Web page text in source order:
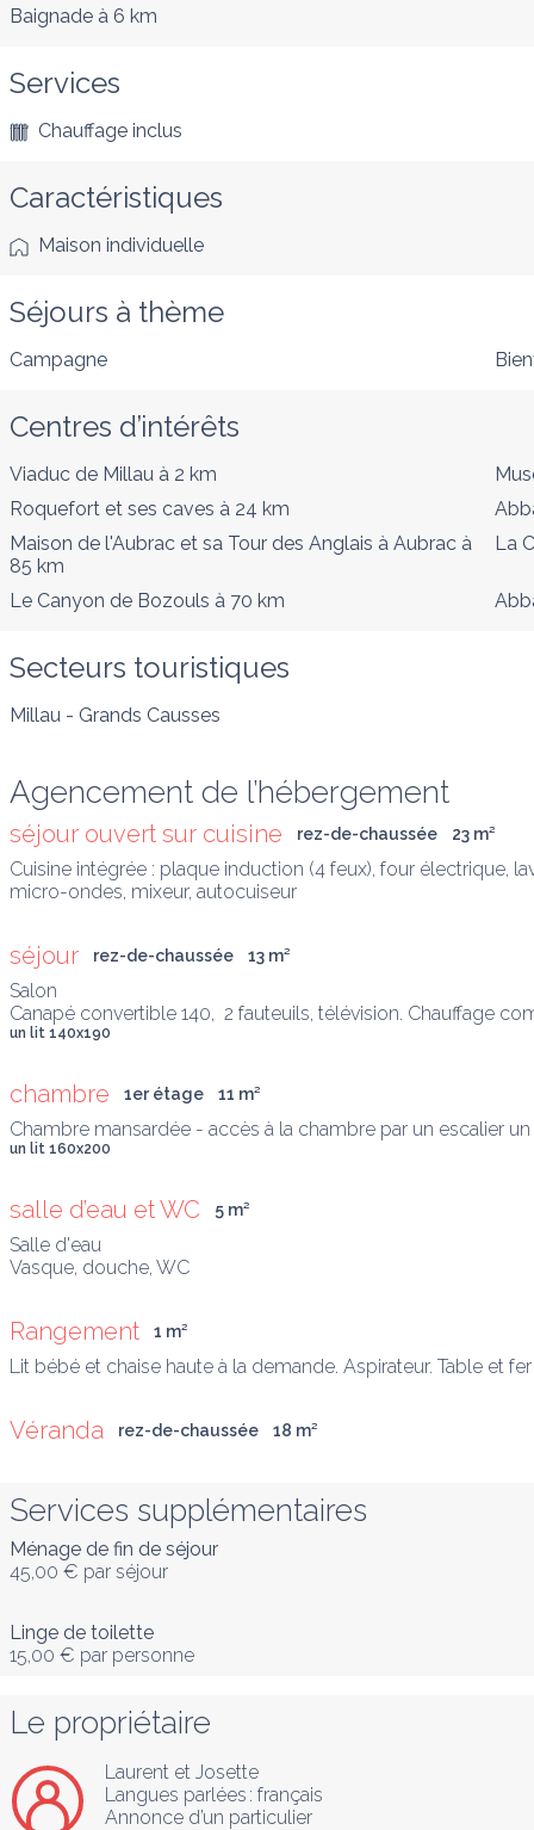
Baignade à 6 km
Services
Chauffage inclus
Caractéristiques
Maison individuelle
Séjours à thème
Campagne
Centres d’intérêts
Viaduc de Millau à 2 km
Roquefort et ses caves à 24 km
Maison de l'Aubrac et sa Tour des Anglais à Aubrac à
85 km
La
Le Canyon de Bozouls à 70 km
Secteurs touristiques
Millau - Grands Causses
Agencement de l’hébergement
séjour ouvert sur cuisine rez-de-chaussée 23 m²
Cuisine intégrée : plaque induction (4 feux), four électrique,
micro-ondes, mixeur, autocuiseur
séjour rez-de-chaussée 13 m²
Salon
Canapé convertible 140,  2 fauteuils, télévision. Chauffage
un lit 140x190
chambre 1er étage 11 m²
un lit 160x200
salle d’eau et WC 5 m²
Salle d'eau
Vasque, douche, WC
Rangement 1 m²
Lit bébé et chaise haute à la demande. Aspirateur. Table et
Véranda rez-de-chaussée 18 m²
Services supplémentaires
Ménage de fin de séjour
45,00 € par séjour
Linge de toilette
15,00 € par personne
Le propriétaire
Laurent et Josette
Langues parlées : français
Annonce d’un particulier